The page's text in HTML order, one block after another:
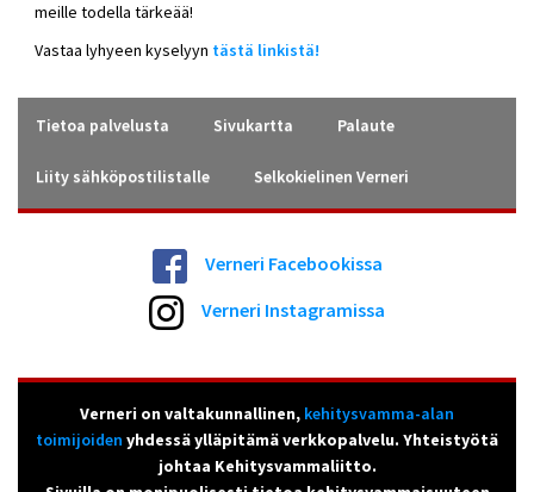
meille todella tärkeää!
Vastaa lyhyeen kyselyyn tästä linkistä!
Tietoa palvelusta Sivukartta Palaute
Liity sähköpostilistalle Selkokielinen Verneri
Verneri Facebookissa
Verneri Instagramissa
Verneri on valtakunnallinen, kehitysvamma-alan
toimijoiden yhdessä ylläpitämä verkkopalvelu. Yhteistyötä
johtaa Kehitysvammaliitto.